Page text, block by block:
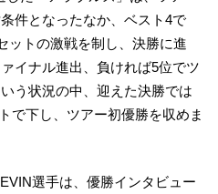
件となったなか、ベスト4で
ットの激戦を制し、決勝に進
イナル進出、負ければ5位でツ
う状況の中、迎えた決勝では
で下し、ツアー初優勝を収めま
選手は、優勝インタビュー